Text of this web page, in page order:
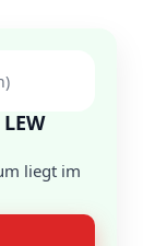
liegt im